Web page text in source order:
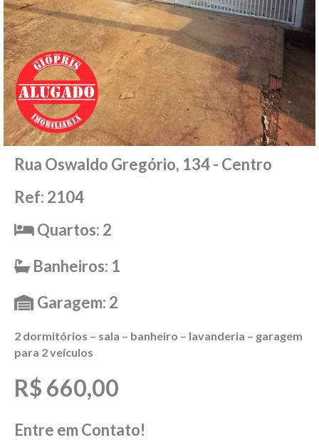
Rua Oswaldo Gregório, 134 - Centro
Ref: 2104
Quartos: 2
Banheiros: 1
Garagem: 2
2 dormitórios – sala – banheiro – lavanderia – garagem
para 2 veículos
R$ 660,00
Entre em Contato!